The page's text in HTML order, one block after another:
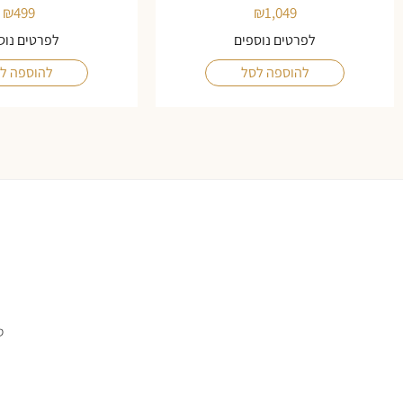
₪1,049
לפרטים נוספים
להוספה לסל
₪499
לפרטים
להוספה